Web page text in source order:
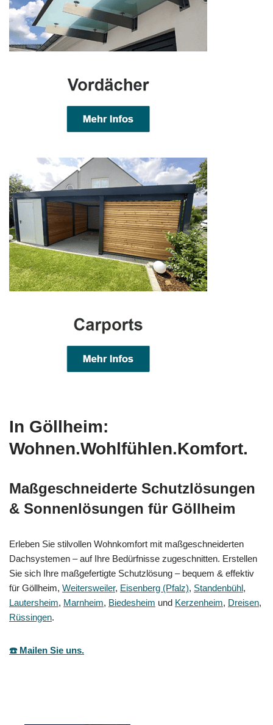
In Göllheim:
Wohnen.Wohlfühlen.Komfort.
Maßgeschneiderte Schutzlösungen
& Sonnenlösungen für Göllheim
Erleben Sie stilvollen Wohnkomfort mit maßgeschneiderten
Dachsystemen – auf Ihre Bedürfnisse zugeschnitten. Erstellen
Sie sich Ihre maßgefertigte Schutzlösung – bequem & effektiv
für Göllheim, Weitersweiler, Eisenberg (Pfalz), Standenbühl,
Lautersheim, Marnheim, Biedesheim und Kerzenheim, Dreisen,
Rüssingen.
☎️ Mailen Sie uns.